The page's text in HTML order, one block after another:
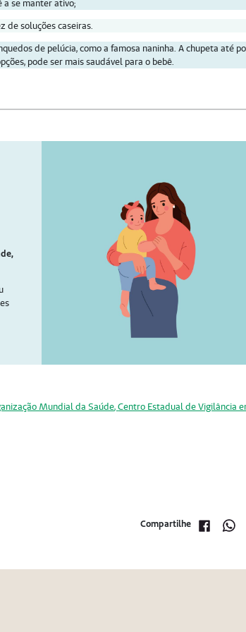
a se manter ativo;
de soluções caseiras.
de pelúcia, como a famosa naninha. A chupeta até
pode ser mais saudável para o bebê.
Mundial da Saúde,Centro Estadual de Vigilância
Compartilhe